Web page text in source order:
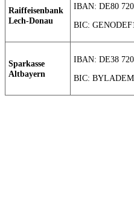
Raiffeisenbank
Lech-Donau
IBAN: DE80
BIC:
Sparkasse
Altbayern
IBAN: DE38
BIC: